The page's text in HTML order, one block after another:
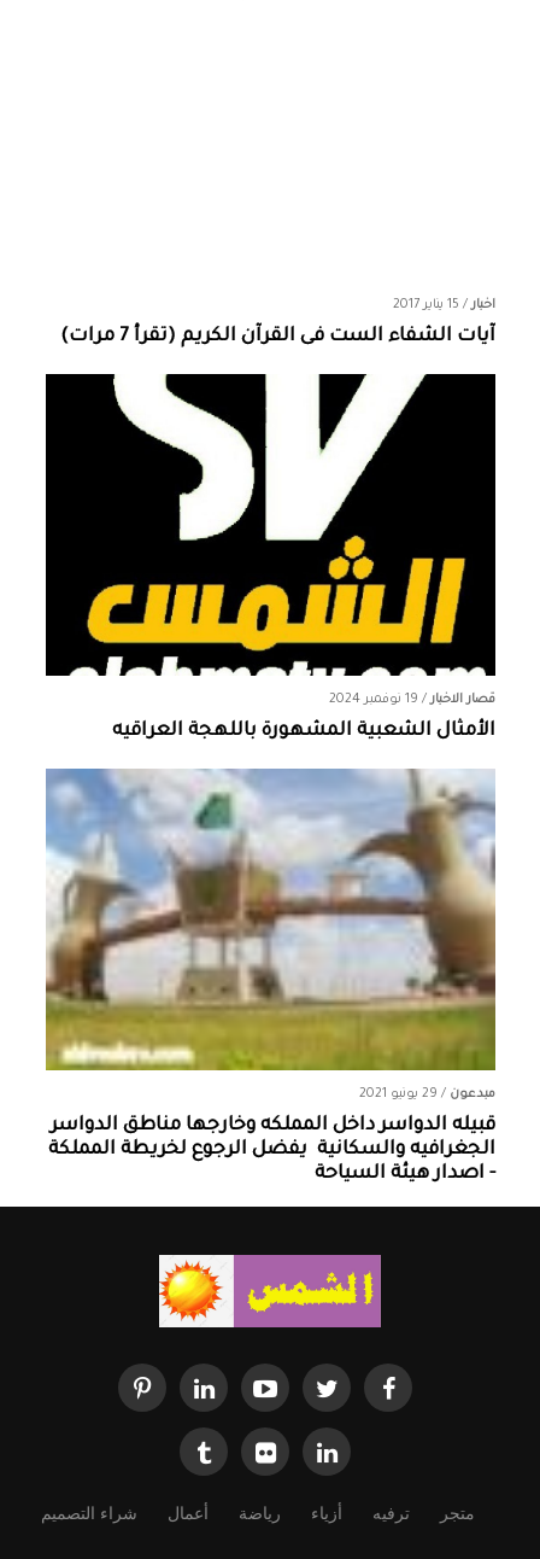
اخبار/ 15 يناير 2017
آيات الشفاء الست فى القرآن الكريم (تقرأ 7 مرات)
قصار الاخبار/ 19 نوفمبر 2024
الأمثال الشعبية المشهورة باللهجة العراقيه
مبدعون / 29 يونيو 2021
قبيله الدواسر داخل المملكه وخارجها ‏مناطق الدواسر
الجغرافيه والسكانية ‏ يفضل الرجوع لخريطة المملكة
- اصدار هيئة السياحة
متجر ترفيه أزياء رياضة أعمال شراء التصميم